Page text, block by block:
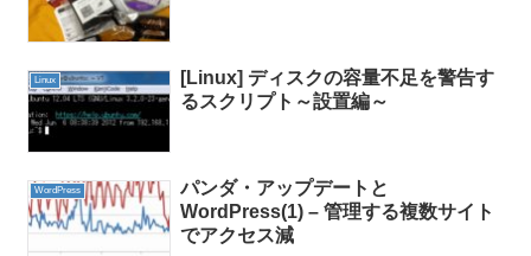
Linux
[Linux] ディスクの容量不足を警告す
るスクリプト～設置編～
WordPress
パンダ・アップデートと
WordPress(1) – 管理する複数サイト
でアクセス減